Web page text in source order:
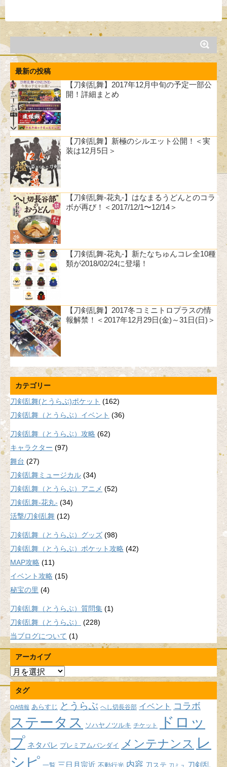
最新の投稿
【刀剣乱舞】2017年12月中旬の予定一部公
開！詳細まとめ
【刀剣乱舞】新極のシルエット公開！＜実
装は12月5日＞
【刀剣乱舞-花丸-】はなまるうどんとのコラ
ボが再び！＜2017/12/1〜12/14＞
【刀剣乱舞-花丸-】新たなちゅんコレ全10種
類が2018/02/24に登場！
【刀剣乱舞】2017冬コミニトロプラスの情
報解禁！＜2017年12月29日(金)～31日(日)＞
カテゴリー
刀剣乱舞(とうらぶ)ポケット (162)
刀剣乱舞（とうらぶ）イベント (36)
刀剣乱舞（とうらぶ）攻略 (62)
キャラクター (97)
舞台 (27)
刀剣乱舞ミュージカル (34)
刀剣乱舞（とうらぶ）アニメ (52)
刀剣乱舞-花丸- (34)
活撃/刀剣乱舞 (12)
刀剣乱舞（とうらぶ）グッズ (98)
刀剣乱舞（とうらぶ）ポケット攻略 (42)
MAP攻略 (11)
イベント攻略 (15)
秘宝の里 (4)
刀剣乱舞（とうらぶ）質問集 (1)
刀剣乱舞（とうらぶ）
(228)
当ブログについて (1)
アーカイブ
ア
ー
カ
イ
ブ
タグ
OA情報 あらすじ とうらぶ へし切長谷部 イベント コラボ
ステータス ソハヤノツルキ チケット
ドロッ
プ ネタバレ プレミアムバンダイ メンテナンス レ
シピ 一覧 三日月宗近 不動行光 内容 刀ステ 刀ミュ 刀剣乱